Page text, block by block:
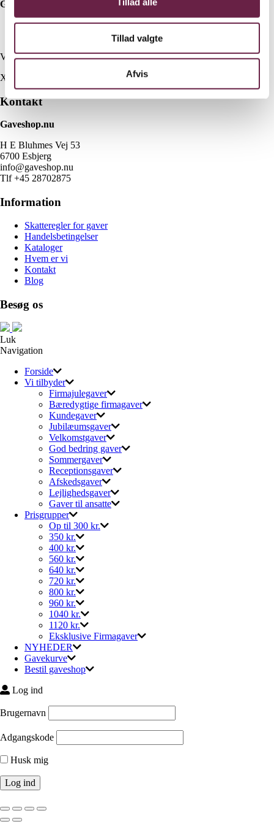
Tillad valgte
Afvis
Gaven indeholder:
Hâws toaster
Vejl. pris kr. 999,-
X
Kontakt
Gaveshop.nu
H E Bluhmes Vej 53
6700 Esbjerg
info@gaveshop.nu
Tlf +45 28702875
Information
Skatteregler for gaver
Handelsbetingelser
Kataloger
Hvem er vi
Kontakt
Blog
Besøg os
Luk
Navigation
Forside
Vi tilbyder
Firmajulegaver
Bæredygtige firmagaver
Kundegaver
Jubilæumsgaver
Velkomstgaver
God bedring gaver
Sommergaver
Receptionsgaver
Afskedsgaver
Lejlighedsgaver
Gaver til ansatte
Prisgrupper
Op til 300 kr.
350 kr.
400 kr.
560 kr.
640 kr.
720 kr.
800 kr.
960 kr.
1040 kr.
1120 kr.
Eksklusive Firmagaver
NYHEDER
Gavekurve
Bestil gaveshop
Log ind
Brugernavn
Adgangskode
Husk mig